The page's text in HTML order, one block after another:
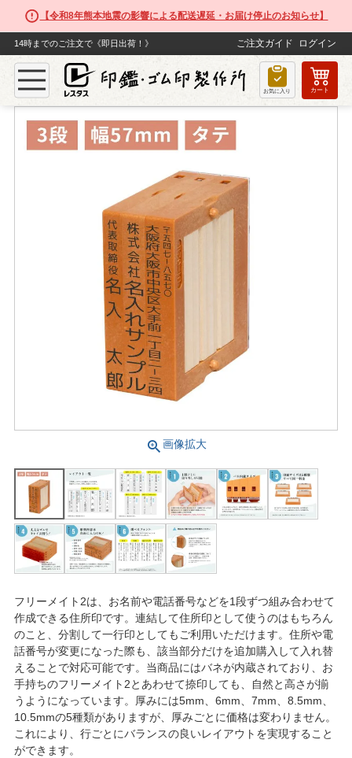
【令和8年熊本地震の影響による配送遅延・お届け停止のお知らせ】
14時までのご注文で《即日出荷！》 ご注文ガイド ログイン
お気に入り カート
TOP ゴム印 【3段セット】フリーメイト２（幅57mm）タテ
画像拡大
フリーメイト2は、お名前や電話番号などを1段ずつ組み合わせて
作成できる住所印です。連結して住所印として使うのはもちろん
のこと、分割して一行印としてもご利用いただけます。住所や電
話番号が変更になった際も、該当部分だけを追加購入して入れ替
えることで対応可能です。当商品にはバネが内蔵されており、お
手持ちのフリーメイト2とあわせて捺印しても、自然と高さが揃
うようになっています。厚みには5mm、6mm、7mm、8.5mm、
10.5mmの5種類がありますが、厚みごとに価格は変わりません。
これにより、行ごとにバランスの良いレイアウトを実現すること
ができます。